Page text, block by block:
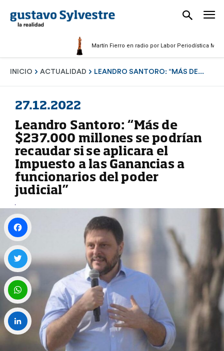
Martín Fierro en radio por Labor Periodística Masculina
INICIO ACTUALIDAD LEANDRO SANTORO: “MÁS DE...
27.12.2022
Leandro Santoro: “Más de
$237.000 millones se podrían
recaudar si se aplicara el
Impuesto a las Ganancias a
funcionarios del poder
judicial”
Facebook
Twitter
WhatsApp